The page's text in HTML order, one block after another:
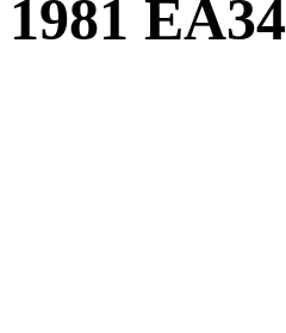
1981 EA34